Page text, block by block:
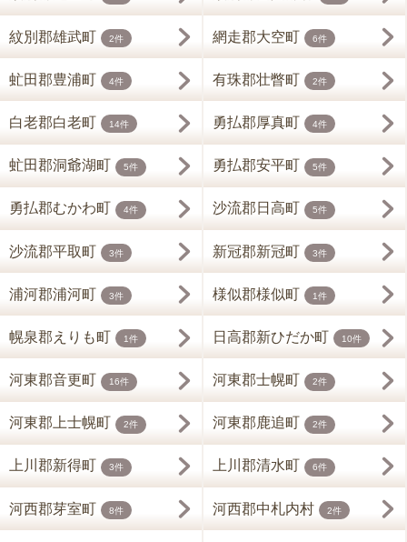
紋別郡雄武町 2件 網走郡大空町 6件
虻田郡豊浦町 4件 有珠郡壮瞥町 2件
白老郡白老町 14件 勇払郡厚真町 4件
虻田郡洞爺湖町 5件 勇払郡安平町 5件
勇払郡むかわ町 4件 沙流郡日高町 5件
沙流郡平取町 3件 新冠郡新冠町 3件
浦河郡浦河町 3件 様似郡様似町 1件
幌泉郡えりも町 1件 日高郡新ひだか町 10件
河東郡音更町 16件 河東郡士幌町 2件
河東郡上士幌町 2件 河東郡鹿追町 2件
上川郡新得町 3件 上川郡清水町 6件
河西郡芽室町 8件 河西郡中札内村 2件